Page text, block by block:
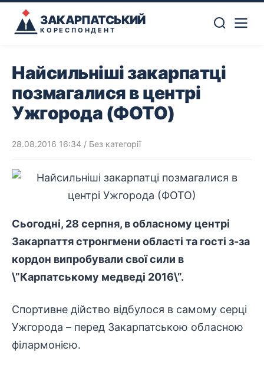
ЗАКАРПАТСЬКИЙ
КОРЕСПОНДЕНТ
Найсильніші закарпатці
позмагалися в центрі
Ужгорода (ФОТО)
28.08.2016 16:34 / Без категорії
Сьогодні, 28 серпня, в обласному центрі
Закарпаття стронгмени області та гості з-за
кордон випробували свої сили в
\”Карпатському медведі 2016\”.
Спортивне дійство відбулося в самому серці
Ужгорода – перед Закарпатською обласною
філармонією.